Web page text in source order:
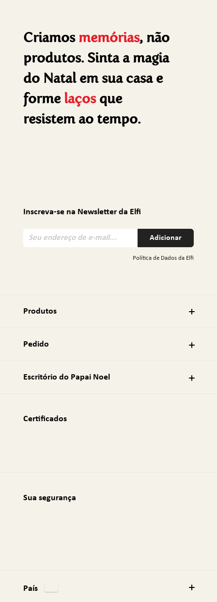
Criamos memórias, não
produtos. Sinta a magia
do Natal em sua casa e
forme laçosque
resistem ao tempo.
Inscreva-se na Newsletter da Elfi
S
e
Adicionar
Política de Dados da Elfi
Produtos
Pedido
Escritório do Papai Noel
Certificados
Sua segurança
País